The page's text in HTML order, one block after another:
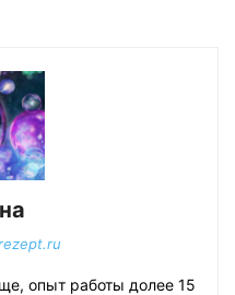
опыт работы долее 15